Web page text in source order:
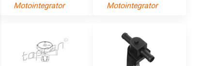
Motointegrator Motointegrator